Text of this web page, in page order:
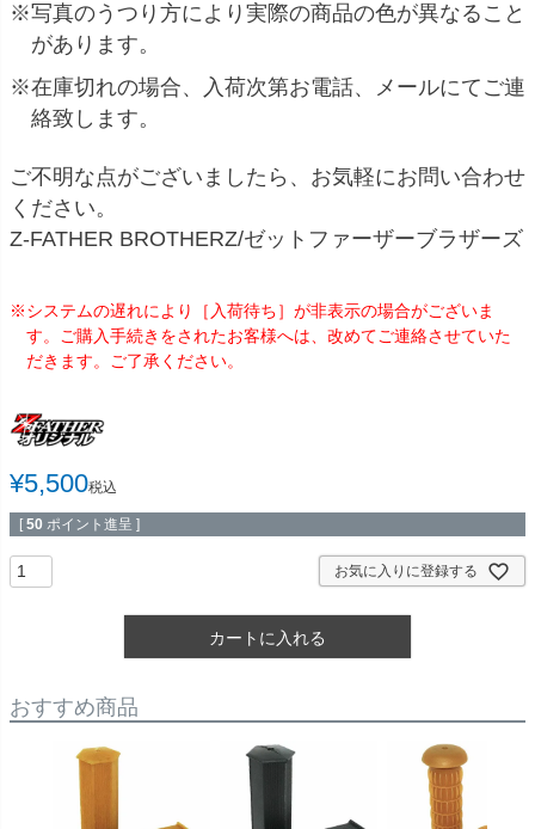
※写真のうつり方により実際の商品の色が異なること
があります。
※在庫切れの場合、入荷次第お電話、メールにてご連
絡致します。
ご不明な点がございましたら、お気軽にお問い合わせ
ください。
Z-FATHER BROTHERZ/ゼットファーザーブラザーズ
※システムの遅れにより［入荷待ち］が非表示の場合がございま
す。ご購入手続きをされたお客様へは、改めてご連絡させていた
だきます。ご了承ください。
¥5,500税込
[ 50 ポイント進呈 ]
お気に入りに登録する
カートに入れる
おすすめ商品